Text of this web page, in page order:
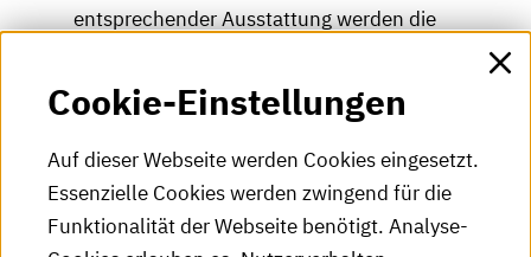
entsprechender Ausstattung werden die
hergestellt und errichtet
WLAN-Optimierung an der HKA:
Bestandsanalyse mit externem Unternehmen,
um Störquellen systematisch zu identifizieren,
z. B. veraltete Access Points. Im Laufe des
Sommersemesters spürbare Verbesserung der
Cookie-Einstellungen
Auf dieser Webseite werden Cookies eingesetzt.
Essenzielle Cookies werden zwingend für die
Funktionalität der Webseite benötigt. Analyse-